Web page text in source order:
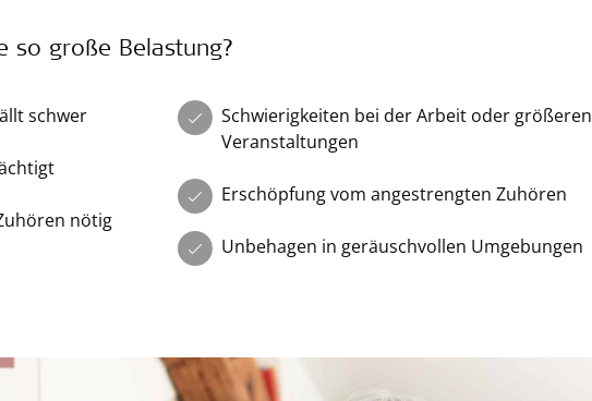
so große Belastung?
schwer
nötig
Schwierigkeiten bei der Arbeit oder größeren
Veranstaltungen
Erschöpfung vom angestrengten Zuhören
Unbehagen in geräuschvollen Umgebungen